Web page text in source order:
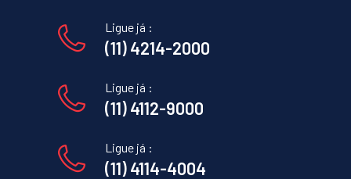
Ligue já :
(11) 4214-2000
Ligue já :
(11) 4112-9000
Ligue já :
(11) 4114-4004